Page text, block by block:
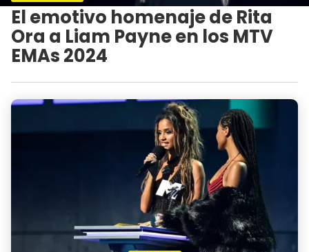
El emotivo homenaje de Rita
Ora a Liam Payne en los MTV
EMAs 2024